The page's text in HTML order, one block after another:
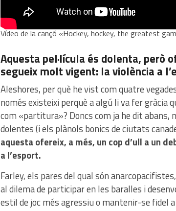
Vídeo de la cançó «Hockey, hockey, the greatest
Aquesta pel·lícula és dolenta, però
segueix molt vigent: la violència a
Aleshores, per què he vist com quatre
només existeixi perquè a algú li va fer gràcia
com «partitura»? Doncs com ja he dit abans,
dolentes (i els plànols bonics de ciutats
aquesta ofereix, a més, un cop d’ull a un
a l’esport.
Farley, els pares del qual són
al dilema de participar en les baralles i
estil de joc més agressiu o mantenir-se fidel